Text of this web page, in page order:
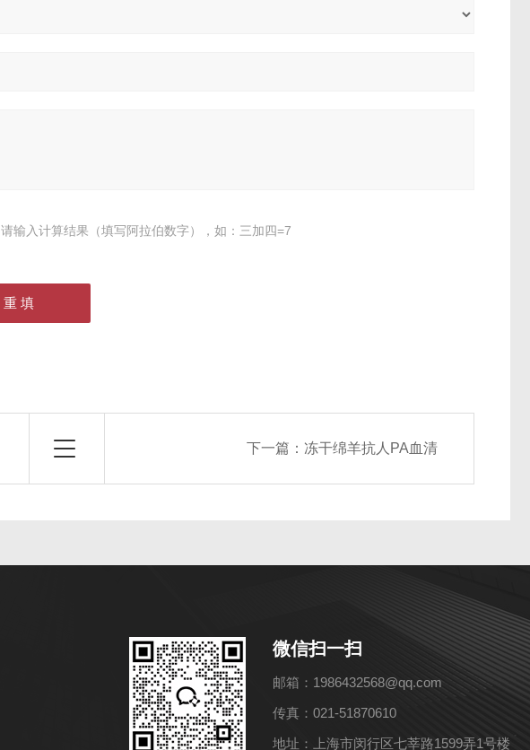
请输入计算结果（填写阿拉伯数字），如：三加四=7
下一篇： 冻干绵羊抗人PA血清
微信扫一扫
邮箱：1986432568@qq.com
传真：021-51870610
地址：上海市闵行区七莘路1599弄1号楼